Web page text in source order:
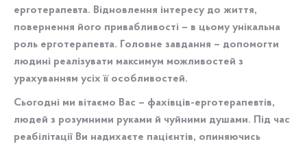
ерготерапевта. Відновлення інтересу до життя,
повернення його привабливості – в цьому унікальна
роль ерготерапевта. Головне завдання – допомогти
людині реалізувати максимум можливостей з
урахуванням усіх її особливостей.
Сьогодні ми вітаємо Вас – фахівців-ерготерапевтів,
людей з розумними руками й чуйними душами. Під час
реабілітації Ви надихаєте пацієнтів, опиняючись